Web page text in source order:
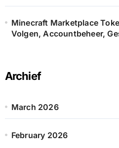
Minecraft Marketplace
Volgen, Accountbeheer,
Archief
March 2026
February 2026